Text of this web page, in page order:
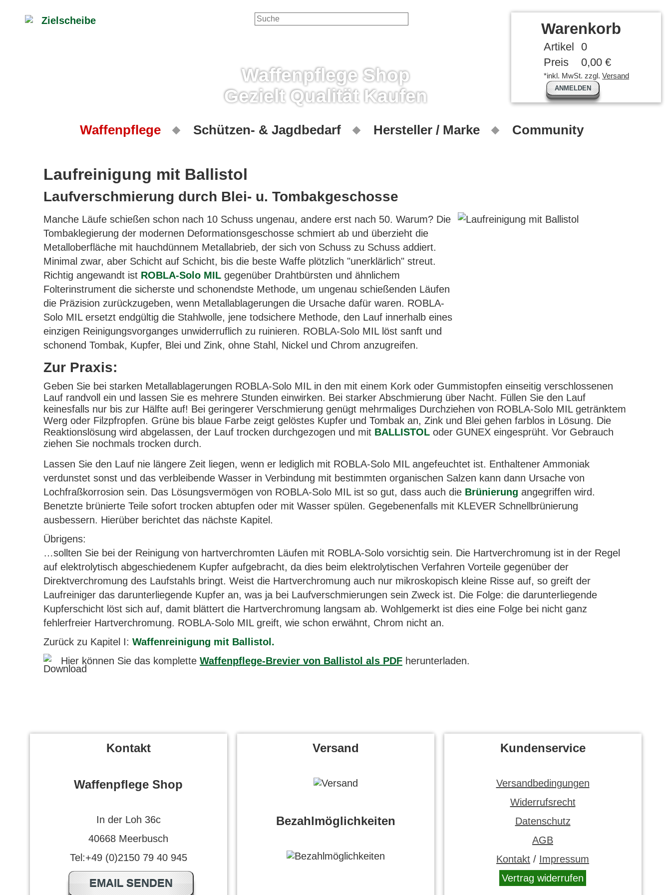
Waffenpflege Shop
Gezielt Qualität Kaufen
Warenkorb
Artikel 0
Preis
0,00 €
*inkl. MwSt. zzgl. Versand
ANMELDEN
Waffenpflege Schützen- & Jagdbedarf Hersteller / Marke Community
Laufreinigung mit Ballistol
Laufverschmierung durch Blei- u. Tombakgeschosse
Manche Läufe schießen schon nach 10 Schuss ungenau, andere erst nach 50. Warum? Die
Tombaklegierung der modernen Deformationsgeschosse schmiert ab und überzieht die
Metalloberfläche mit hauchdünnem Metallabrieb, der sich von Schuss zu Schuss addiert.
Minimal zwar, aber Schicht auf Schicht, bis die beste Waffe plötzlich "unerklärlich" streut.
Richtig angewandt ist ROBLA-Solo MIL gegenüber Drahtbürsten und ähnlichem
Folterinstrument die sicherste und schonendste Methode, um ungenau schießenden Läufen
die Präzision zurückzugeben, wenn Metallablagerungen die Ursache dafür waren. ROBLA-
Solo MIL ersetzt endgültig die Stahlwolle, jene todsichere Methode, den Lauf innerhalb eines
einzigen Reinigungsvorganges unwiderruflich zu ruinieren. ROBLA-Solo MIL löst sanft und
schonend Tombak, Kupfer, Blei und Zink, ohne Stahl, Nickel und Chrom anzugreifen.
Zur Praxis:
Geben Sie bei starken Metallablagerungen ROBLA-Solo MIL in den mit einem Kork oder Gummistopfen einseitig verschlossenen
Lauf randvoll ein und lassen Sie es mehrere Stunden einwirken. Bei starker Abschmierung über Nacht. Füllen Sie den Lauf
keinesfalls nur bis zur Hälfte auf! Bei geringerer Verschmierung genügt mehrmaliges Durchziehen von ROBLA-Solo MIL getränktem
Werg oder Filzpfropfen. Grüne bis blaue Farbe zeigt gelöstes Kupfer und Tombak an, Zink und Blei gehen farblos in Lösung. Die
Reaktionslösung wird abgelassen, der Lauf trocken durchgezogen und mit BALLISTOL oder GUNEX eingesprüht. Vor Gebrauch
ziehen Sie nochmals trocken durch.
Lassen Sie den Lauf nie längere Zeit liegen, wenn er lediglich mit ROBLA-Solo MIL angefeuchtet ist. Enthaltener Ammoniak
verdunstet sonst und das verbleibende Wasser in Verbindung mit bestimmten organischen Salzen kann dann Ursache von
Lochfraßkorrosion sein. Das Lösungsvermögen von ROBLA-Solo MIL ist so gut, dass auch die Brünierung angegriffen wird.
Benetzte brünierte Teile sofort trocken abtupfen oder mit Wasser spülen. Gegebenenfalls mit KLEVER Schnellbrünierung
ausbessern. Hierüber berichtet das nächste Kapitel.
Übrigens:
…sollten Sie bei der Reinigung von hartverchromten Läufen mit ROBLA-Solo vorsichtig sein. Die Hartverchromung ist in der Regel
auf elektrolytisch abgeschiedenem Kupfer aufgebracht, da dies beim elektrolytischen Verfahren Vorteile gegenüber der
Direktverchromung des Laufstahls bringt. Weist die Hartverchromung auch nur mikroskopisch kleine Risse auf, so greift der
Laufreiniger das darunterliegende Kupfer an, was ja bei Laufverschmierungen sein Zweck ist. Die Folge: die darunterliegende
Kupferschicht löst sich auf, damit blättert die Hartverchromung langsam ab. Wohlgemerkt ist dies eine Folge bei nicht ganz
fehlerfreier Hartverchromung. ROBLA-Solo MIL greift, wie schon erwähnt, Chrom nicht an.
Zurück zu Kapitel I: Waffenreinigung mit Ballistol.
Hier können Sie das komplette Waffenpflege-Brevier von Ballistol als PDF herunterladen.
Kontakt
Waffenpflege Shop
In der Loh 36c
40668 Meerbusch
Tel:+49 (0)2150 79 40 945
EMAIL SENDEN
Versand
Bezahlmöglichkeiten
Kundenservice
Versandbedingungen
Widerrufsrecht
Datenschutz
AGB
Kontakt / Impressum
Vertrag widerrufen